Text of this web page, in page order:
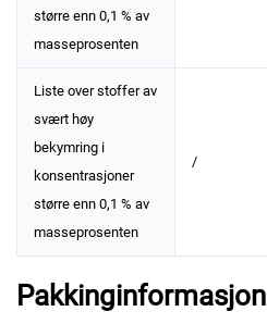
større enn 0,1 % av
masseprosenten
Liste over stoffer av
svært høy
bekymring i
konsentrasjoner
større enn 0,1 % av
masseprosenten
/
Pakkinginformasjon